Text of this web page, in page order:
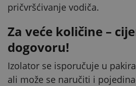
pričvršćivanje vodiča.
Za veće količine –
dogovoru!
Izolator se isporučuje u
ali može se naručiti i